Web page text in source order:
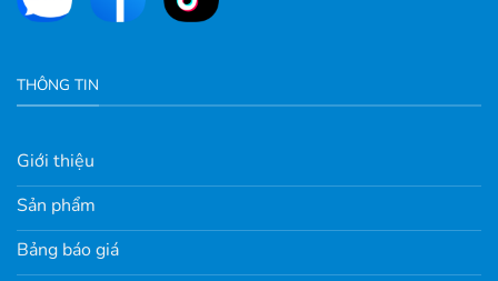
THÔNG TIN
Giới thiệu
Sản phẩm
Bảng báo giá